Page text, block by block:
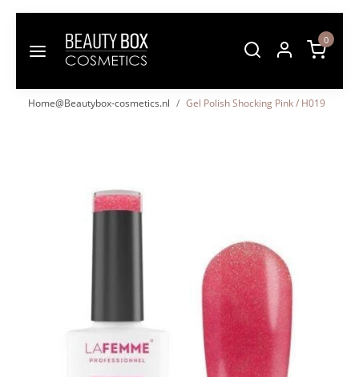
0
Home@Beautybox-cosmetics.nl Gel Polish Shocking Pink / H019